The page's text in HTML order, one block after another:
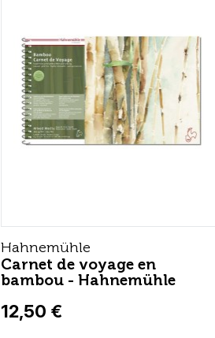
Hahnemühle
Carnet de voyage en
bambou - Hahnemühle
12,50 €